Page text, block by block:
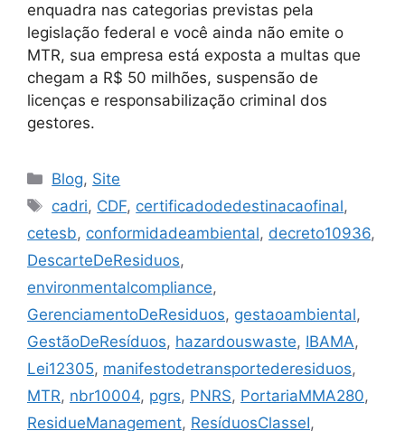
enquadra nas categorias previstas pela
legislação federal e você ainda não emite o
MTR, sua empresa está exposta a multas que
chegam a R$ 50 milhões, suspensão de
licenças e responsabilização criminal dos
gestores.
Blog, Site
cadri, CDF, certificadodedestinacaofinal,
cetesb, conformidadeambiental, decreto10936,
DescarteDeResiduos,
environmentalcompliance,
GerenciamentoDeResiduos, gestaoambiental,
GestãoDeResíduos, hazardouswaste, IBAMA,
Lei12305, manifestodetransportederesiduos,
MTR, nbr10004, pgrs, PNRS, PortariaMMA280,
ResidueManagement, ResíduosClasseI,